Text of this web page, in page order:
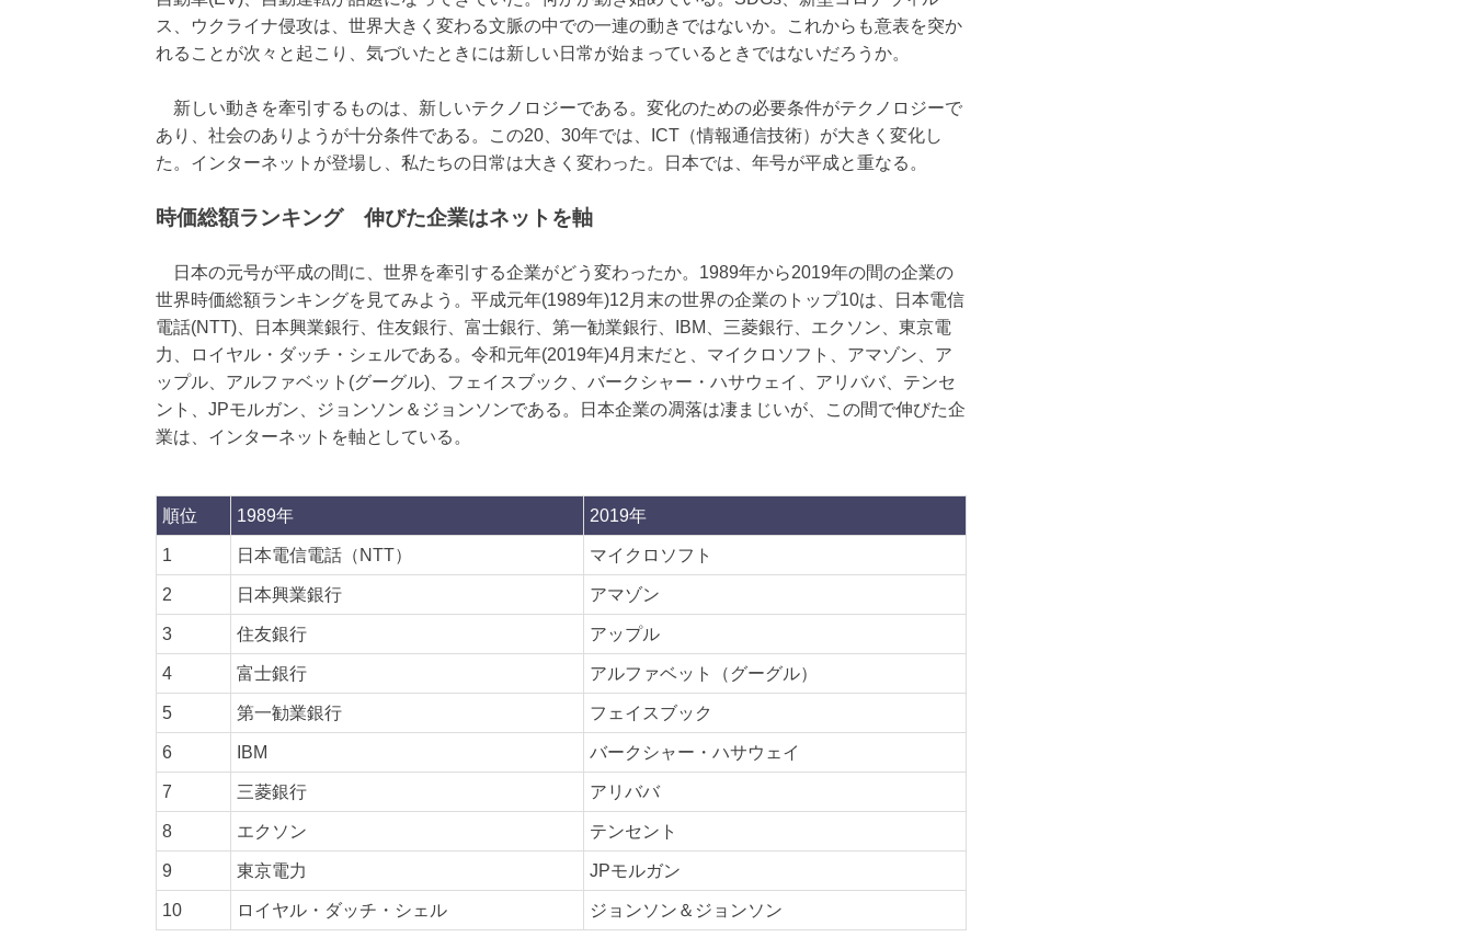
ス、ウクライナ侵攻は、世界大きく変わる文脈の中での一連の動きではないか。これからも意表を突か
れることが次々と起こり、気づいたときには新しい日常が始まっているときではないだろうか。
新しい動きを牽引するものは、新しいテクノロジーである。変化のための必要条件がテクノロジーで
あり、社会のありようが十分条件である。この20、30年では、ICT（情報通信技術）が大きく変化し
た。インターネットが登場し、私たちの日常は大きく変わった。日本では、年号が平成と重なる。
時価総額ランキング 伸びた企業はネットを軸
日本の元号が平成の間に、世界を牽引する企業がどう変わったか。1989年から2019年の間の企業の
世界時価総額ランキングを見てみよう。平成元年(1989年)12月末の世界の企業のトップ10は、日本電信
電話(NTT)、日本興業銀行、住友銀行、富士銀行、第一勧業銀行、IBM、三菱銀行、エクソン、東京電
力、ロイヤル・ダッチ・シェルである。令和元年(2019年)4月末だと、マイクロソフト、アマゾン、ア
ップル、アルファベット(グーグル)、フェイスブック、バークシャー・ハサウェイ、アリババ、テンセ
ント、JPモルガン、ジョンソン＆ジョンソンである。日本企業の凋落は凄まじいが、この間で伸びた企
業は、インターネットを軸としている。
順位 1989年 2019年
1 日本電信電話（NTT） マイクロソフト
2 日本興業銀行 アマゾン
3 住友銀行 アップル
4 富士銀行 アルファベット（グーグル）
5 第一勧業銀行 フェイスブック
6 IBM バークシャー・ハサウェイ
7 三菱銀行 アリババ
8 エクソン テンセント
9 東京電力 JPモルガン
10 ロイヤル・ダッチ・シェル ジョンソン＆ジョンソン